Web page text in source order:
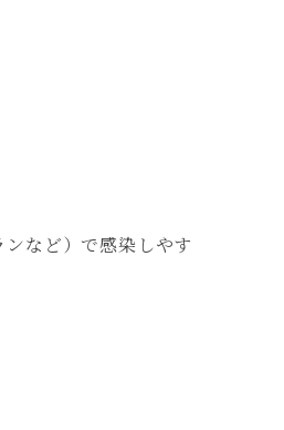
など）で感染しやす